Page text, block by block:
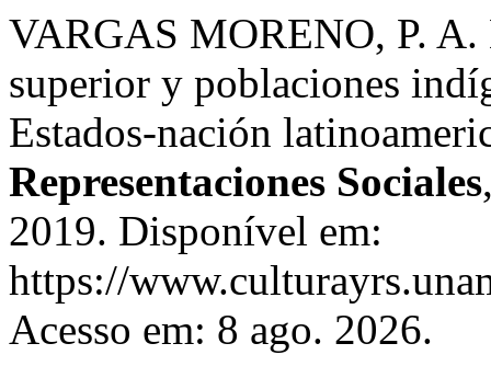
VARGAS MORENO, P. A.
superior y poblaciones
Estados-nación
Representaciones Sociales
2019. Disponível em:
https://
Acesso em: 8 ago. 2026.